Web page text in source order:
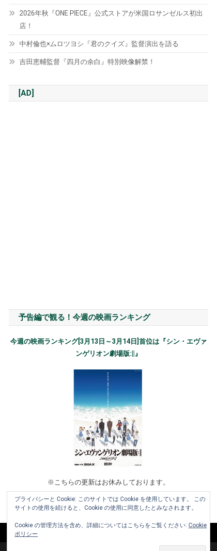
2026年秋『ONE PIECE』公式ストアが米国ロサンゼルス初出
店！
中村倫也×ムロツヨシ『君のクイズ』監督演出を語る
吉田恵輔監督『四月の余白』特別映像解禁！
[AD]
予告編で観る！今週の映画ランキング
今週の映画ランキング[3月13日～3月14日]首位は『シン・エヴァ
ンゲリオン劇場版:||』
※こちらの更新はお休みしております。
プライバシーと Cookie: このサイトでは Cookie を使用しています。 この
サイトの使用を続けると、Cookie の使用に同意したとみなされます。
Cookie の管理方法を含め、詳細についてはこちらをご覧ください: Cookie
ポリシー